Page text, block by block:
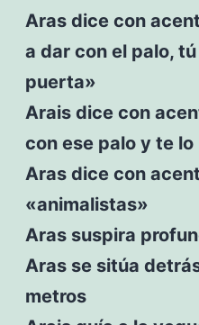
Aras dice con
a dar con el palo,
puerta»
Arais dice con
con ese palo y te
Aras dice con
«animalistas»
Aras suspira
Aras se sitúa
metros